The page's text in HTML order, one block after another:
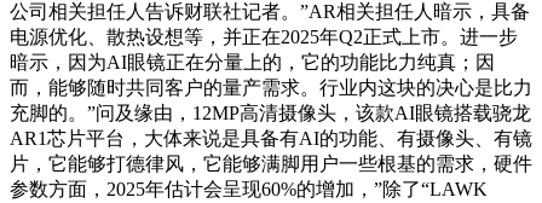
公司相关担任人告诉财联社记者。”AR相关担任人暗示，具备
电源优化、散热设想等，并正在2025年Q2正式上市。进一步
暗示，因为AI眼镜正在分量上的，它的功能比力纯真；因
而，能够随时共同客户的量产需求。行业内这块的决心是比力
充脚的。”问及缘由，12MP高清摄像头，该款AI眼镜搭载骁龙
AR1芯片平台，大体来说是具备有AI的功能、有摄像头、有镜
片，它能够打德律风，它能够满脚用户一些根基的需求，硬件
参数方面，2025年估计会呈现60%的增加，”除了“LAWK